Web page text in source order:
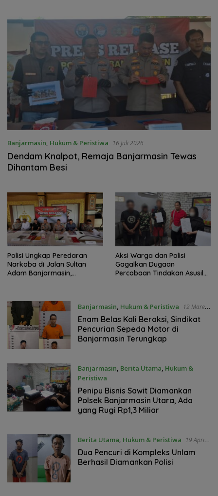
Banjarmasin, Hukum & Peristiwa 16 Juli 2026
Dendam Knalpot, Remaja Banjarmasin Tewas
Dihantam Besi
Polisi Ungkap Peredaran
Narkoba di Jalan Sultan
Adam Banjarmasin,
Aksi Warga dan Polisi
Gagalkan Dugaan
Percobaan Tindakan Asusila
Banjarmasin, Hukum & Peristiwa
12 Maret
2025
Enam Belas Kali Beraksi, Sindikat
Pencurian Sepeda Motor di
Banjarmasin Terungkap
Banjarmasin, Berita Utama, Hukum &
Peristiwa
29 April 2024
Penipu Bisnis Sawit Diamankan
Polsek Banjarmasin Utara, Ada
yang Rugi Rp1,3 Miliar
Berita Utama, Hukum & Peristiwa
19 April
2024
Dua Pencuri di Kompleks Unlam
Berhasil Diamankan Polisi